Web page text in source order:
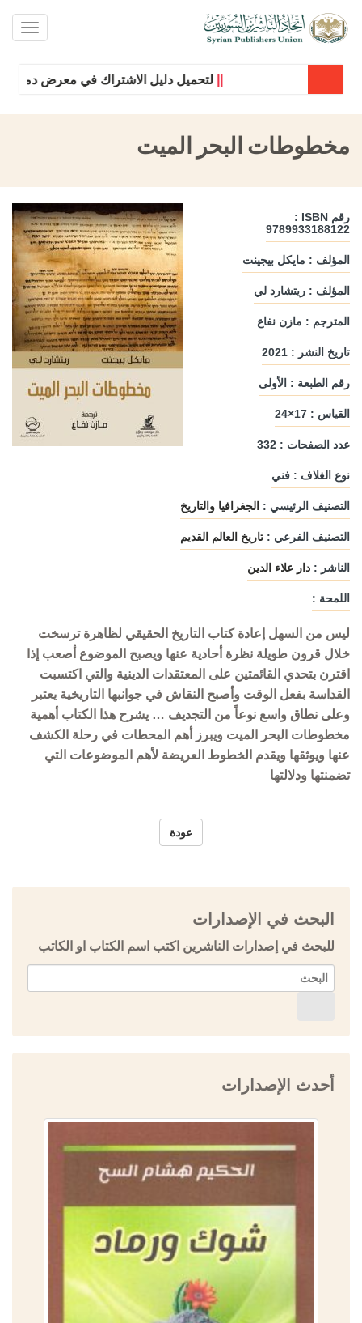
لتحميل دليل الاشتراك في معرض دمشق
مخطوطات البحر الميت
رقم ISBN :
9789933188122
المؤلف : مايكل بيجينت
المؤلف : ريتشارد لي
المترجم : مازن نفاع
تاريخ النشر : 2021
رقم الطبعة : الأولى
القياس : 17×24
عدد الصفحات : 332
نوع الغلاف : فني
التصنيف الرئيسي : الجغرافيا والتاريخ
التصنيف الفرعي : تاريخ العالم القديم
الناشر : دار علاء الدين
اللمحة :
ليس من السهل إعادة كتاب التاريخ الحقيقي لظاهرة ترسخت
خلال قرون طويلة نظرة أحادية عنها ويصبح الموضوع أصعب إذا
اقترن بتحدي القائمتين على المعتقدات الدينية والتي اكتسبت
القداسة بفعل الوقت وأصبح النقاش في جوانبها التاريخية يعتبر
وعلى نطاق واسع نوعاً من التجديف … يشرح هذا الكتاب أهمية
مخطوطات البحر الميت ويبرز أهم المحطات في رحلة الكشف
عنها ويوثقها ويقدم الخطوط العريضة لأهم الموضوعات التي
تضمنتها ودلالتها
عودة
البحث في الإصدارات
للبحث في إصدارات الناشرين اكتب اسم الكتاب او الكاتب
أحدث الإصدارات